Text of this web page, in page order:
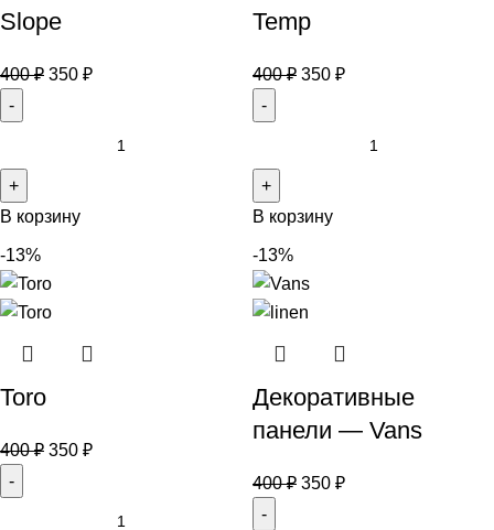
Slope
400₽ 350 ₽
В корзину
Temp
400₽ 350 ₽
В корзину
-13%
Toro
400₽ 350 ₽
-13%
Декоративные
панели — Vans
400₽ 350 ₽